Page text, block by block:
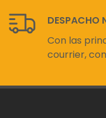
DESPACHO
Con las
courrier,